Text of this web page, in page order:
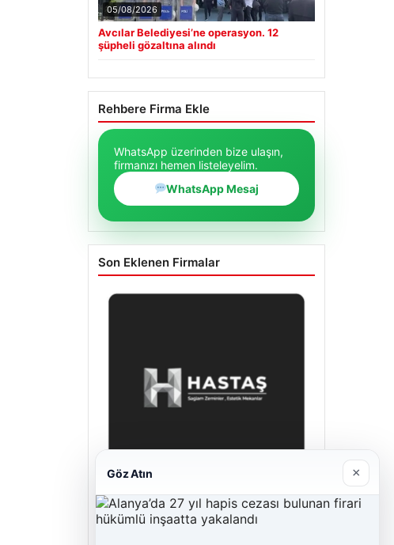
05/08/2026
Avcılar Belediyesi’ne operasyon. 12
şüpheli gözaltına alındı
Rehbere Firma Ekle
WhatsApp üzerinden bize ulaşın,
firmanızı hemen listeleyelim.
WhatsApp Mesaj
Son Eklenen Firmalar
Enes Kaplan Avukatlık Bürosu
Göz Atın ×